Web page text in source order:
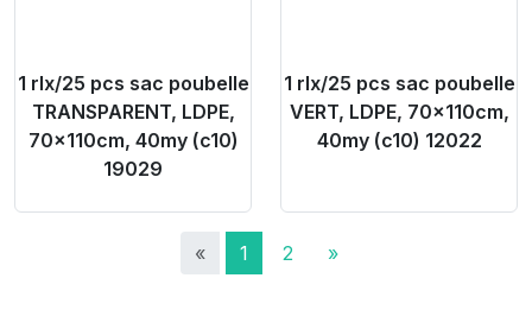
1 rlx/25 pcs sac poubelle
TRANSPARENT, LDPE,
70x110cm, 40my (c10)
19029
1 rlx/25 pcs sac poubelle
VERT, LDPE, 70x110cm,
40my (c10) 12022
« 1 2 »